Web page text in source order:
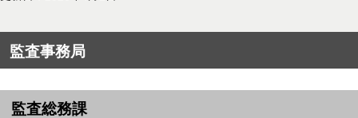
監査事務局
監査総務課